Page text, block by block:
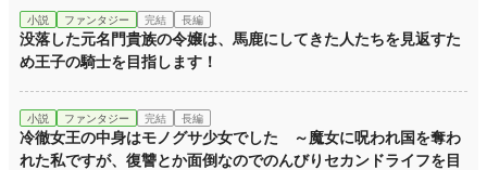
小説 ファンタジー 完結 長編
没落した元名門貴族の令嬢は、馬鹿にしてきた人たちを見返すた
め王子の騎士を目指します！
小説 ファンタジー 完結 長編
冷徹女王の中身はモノグサ少女でした ～魔女に呪われ国を奪わ
れた私ですが、復讐とか面倒なのでのんびりセカンドライフを目